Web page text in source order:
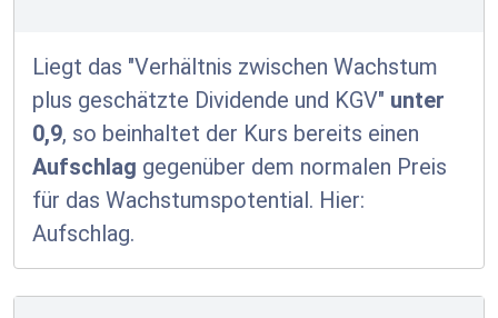
Liegt das "Verhältnis zwischen Wachstum
plus geschätzte Dividende und KGV" unter
0,9, so beinhaltet der Kurs bereits einen
Aufschlag gegenüber dem normalen Preis
für das Wachstumspotential. Hier:
Aufschlag.